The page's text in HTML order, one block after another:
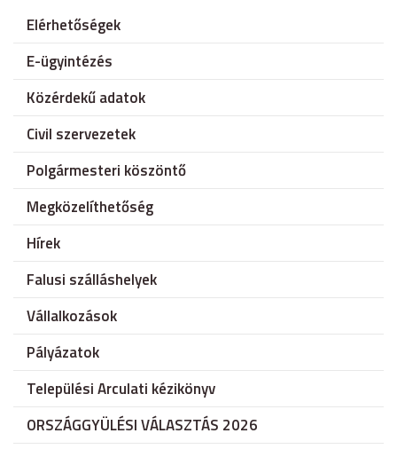
Elérhetőségek
E-ügyintézés
Közérdekű adatok
Civil szervezetek
Polgármesteri köszöntő
Megközelíthetőség
Hírek
Falusi szálláshelyek
Vállalkozások
Pályázatok
Települési Arculati kézikönyv
ORSZÁGGYÜLÉSI VÁLASZTÁS 2026